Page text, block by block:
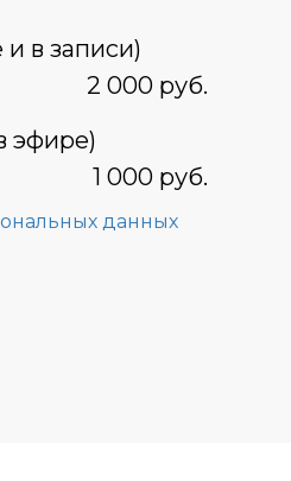
в записи)
2 000 руб.
эфире)
1 000 руб.
данных